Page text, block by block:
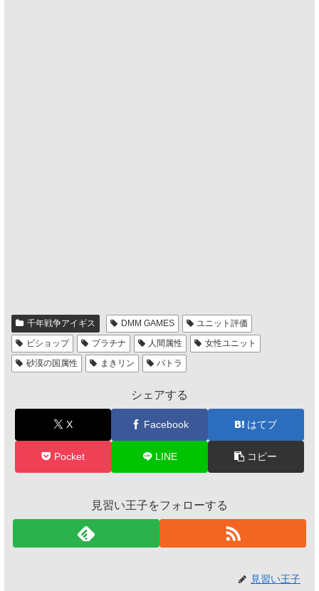
千年戦争アイギス DMM GAMES
ユニット評価
ビショップ
プラチナ 人間属性
女性ユニット
砂漠の国属性
まきリン パトラ
シェアする
X Facebook はてブ
Pocket LINE コピー
見習い王子をフォローする
見習い王子